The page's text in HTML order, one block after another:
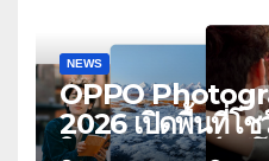
NEWS
OPPO
2026 เปิดพื้นที่โช
ใหม่ รับเทรนด์วิดีโ